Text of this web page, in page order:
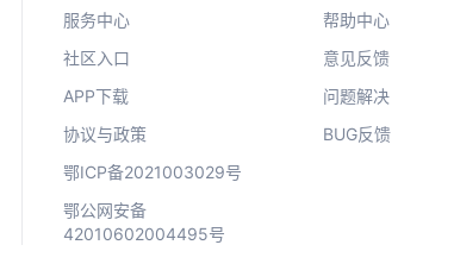
服务中心
社区入口
APP下载
协议与政策
鄂ICP备2021003029号
鄂公网安备
42010602004495号
帮助中心
意见反馈
问题解决
BUG反馈